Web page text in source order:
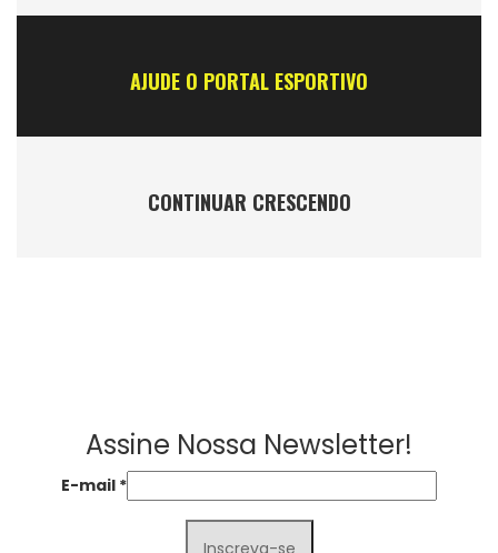
AJUDE O PORTAL ESPORTIVO
CONTINUAR CRESCENDO
Assine Nossa Newsletter!
E-mail *